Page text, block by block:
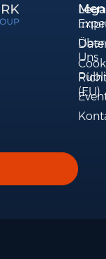
Über
Uns
(EU)